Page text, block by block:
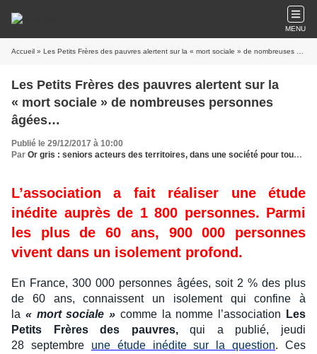
MENU
Accueil » Les Petits Frères des pauvres alertent sur la « mort sociale » de nombreuses personnes âgées…
Les Petits Frères des pauvres alertent sur la
« mort sociale » de nombreuses personnes
âgées…
Publié le 29/12/2017 à 10:00
Par Or gris : seniors acteurs des territoires, dans une société pour tous les âges
L’association a fait réaliser une étude
inédite auprès de 1 800 personnes. Parmi
les plus de 60 ans, 900 000 personnes
vivent dans un isolement profond.
En France, 300 000 personnes âgées, soit 2 % des plus
de 60 ans, connaissent un isolement qui confine à
la « mort sociale » comme la nomme l’association
Les
Petits Frères des pauvres,qui a publié, jeudi
28 septembre une étude inédite sur la question. Ces